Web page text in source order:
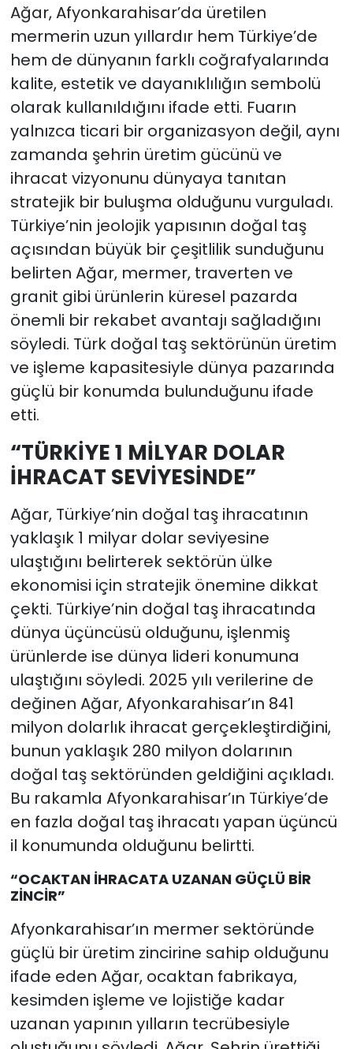
Ağar, Afyonkarahisar’da üretilen
mermerin uzun yıllardır hem Türkiye’de
hem de dünyanın farklı coğrafyalarında
kalite, estetik ve dayanıklılığın sembolü
olarak kullanıldığını ifade etti. Fuarın
yalnızca ticari bir organizasyon değil, aynı
zamanda şehrin üretim gücünü ve
ihracat vizyonunu dünyaya tanıtan
stratejik bir buluşma olduğunu vurguladı.
Türkiye’nin jeolojik yapısının doğal taş
açısından büyük bir çeşitlilik sunduğunu
belirten Ağar, mermer, traverten ve
granit gibi ürünlerin küresel pazarda
önemli bir rekabet avantajı sağladığını
söyledi. Türk doğal taş sektörünün üretim
ve işleme kapasitesiyle dünya pazarında
güçlü bir konumda bulunduğunu ifade
etti.
“TÜRKİYE 1 MİLYAR DOLAR
İHRACAT SEVİYESİNDE”
Ağar, Türkiye’nin doğal taş ihracatının
yaklaşık 1 milyar dolar seviyesine
ulaştığını belirterek sektörün ülke
ekonomisi için stratejik önemine dikkat
çekti. Türkiye’nin doğal taş ihracatında
dünya üçüncüsü olduğunu, işlenmiş
ürünlerde ise dünya lideri konumuna
ulaştığını söyledi. 2025 yılı verilerine de
değinen Ağar, Afyonkarahisar’ın 841
milyon dolarlık ihracat gerçekleştirdiğini,
bunun yaklaşık 280 milyon dolarının
doğal taş sektöründen geldiğini açıkladı.
Bu rakamla Afyonkarahisar’ın Türkiye’de
en fazla doğal taş ihracatı yapan üçüncü
il konumunda olduğunu belirtti.
“OCAKTAN İHRACATA UZANAN GÜÇLÜ BİR
ZİNCİR”
Afyonkarahisar’ın mermer sektöründe
güçlü bir üretim zincirine sahip olduğunu
ifade eden Ağar, ocaktan fabrikaya,
kesimden işleme ve lojistiğe kadar
uzanan yapının yılların tecrübesiyle